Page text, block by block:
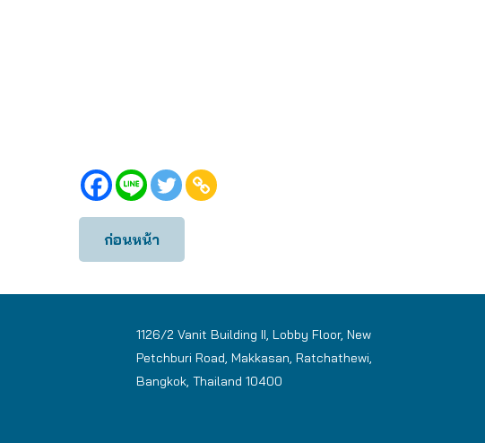
ก่อนหน้า
1126/2 Vanit Building II, Lobby Floor, New
Petchburi Road, Makkasan, Ratchathewi,
Bangkok, Thailand 10400